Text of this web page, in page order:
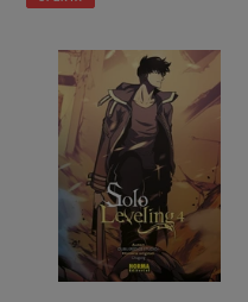
venta
LEVELING